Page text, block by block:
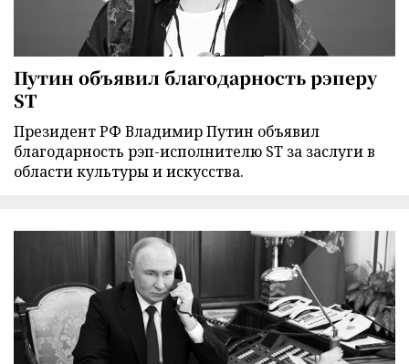
Путин объявил благодарность рэперу
ST
Президент РФ Владимир Путин объявил
благодарность рэп-исполнителю ST за заслуги в
области культуры и искусства.